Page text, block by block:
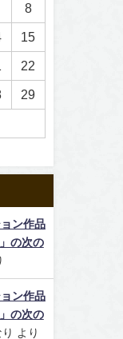
8
15
22
29
ン作品
の次の
ン作品
の次の
より